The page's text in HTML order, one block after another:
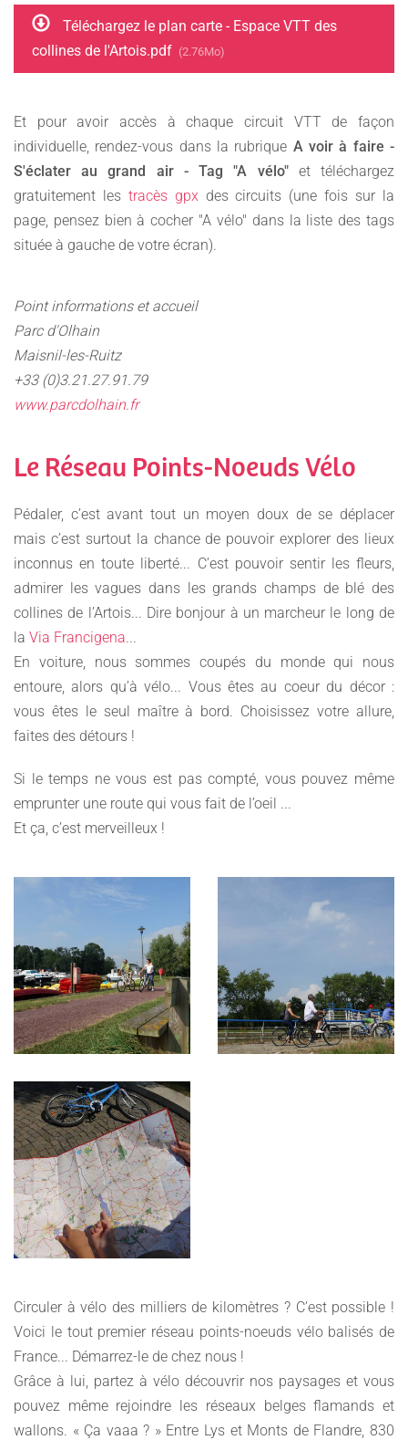
Téléchargez le plan carte - Espace VTT des
collines de l'Artois.pdf (2.76Mo)
Et pour avoir accès à chaque circuit VTT de façon
individuelle, rendez-vous dans la rubrique A voir à faire -
S'éclater au grand air - Tag "A vélo"et téléchargez
gratuitement les tracès gpx des circuits (une fois sur la
page, pensez bien à cocher "A vélo" dans la liste des tags
située à gauche de votre écran).
Point informations et accueil
Parc d'Olhain
Maisnil-les-Ruitz
+33 (0)3.21.27.91.79
www.parcdolhain.fr
Le Réseau Points-Noeuds Vélo
Pédaler, c’est avant tout un moyen doux de se déplacer
mais c’est surtout la chance de pouvoir explorer des lieux
inconnus en toute liberté... C’est pouvoir sentir les fleurs,
admirer les vagues dans les grands champs de blé des
collines de l’Artois... Dire bonjour à un marcheur le long de
la Via Francigena...
En voiture, nous sommes coupés du monde qui nous
entoure, alors qu’à vélo... Vous êtes au coeur du décor :
vous êtes le seul maître à bord. Choisissez votre allure,
faites des détours !
Si le temps ne vous est pas compté, vous pouvez même
emprunter une route qui vous fait de l’oeil ...
Et ça, c’est merveilleux !
Circuler à vélo des milliers de kilomètres ? C’est possible !
Voici le tout premier réseau points-noeuds vélo balisés de
France... Démarrez-le de chez nous !
Grâce à lui, partez à vélo découvrir nos paysages et vous
pouvez même rejoindre les réseaux belges flamands et
wallons. « Ça vaaa ? » Entre Lys et Monts de Flandre, 830